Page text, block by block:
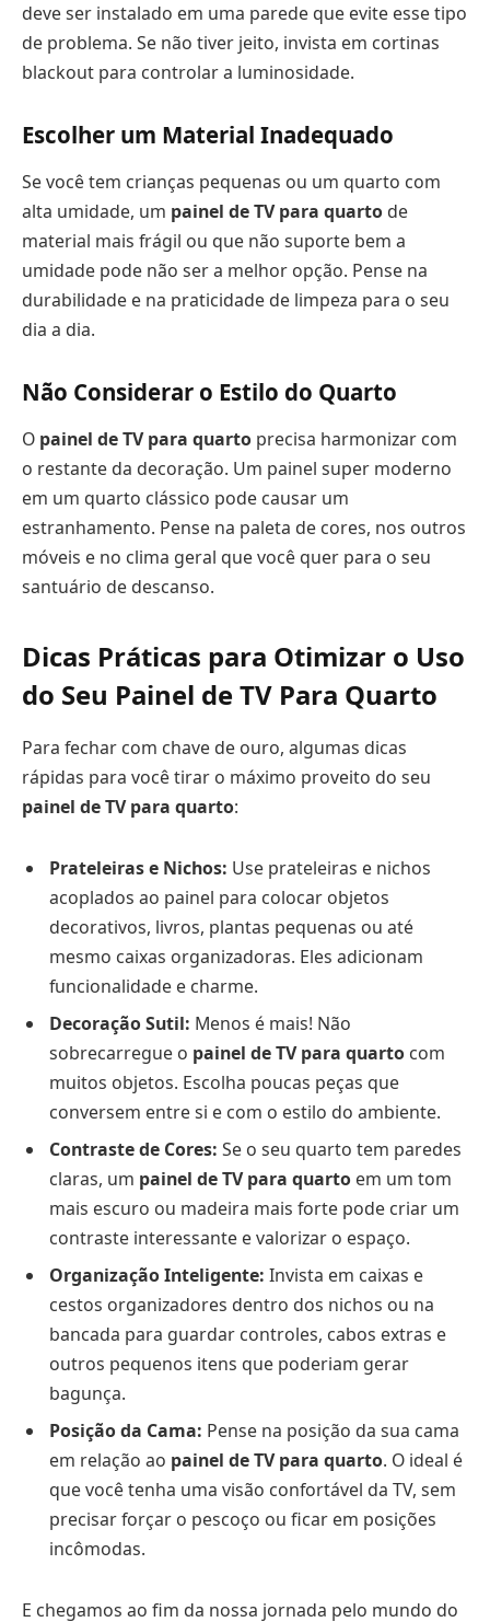
deve ser instalado em uma parede que evite esse tipo
de problema. Se não tiver jeito, invista em cortinas
blackout para controlar a luminosidade.
Escolher um Material Inadequado
Se você tem crianças pequenas ou um quarto com
alta umidade, um painel de TV para quarto de
material mais frágil ou que não suporte bem a
umidade pode não ser a melhor opção. Pense na
durabilidade e na praticidade de limpeza para o seu
dia a dia.
Não Considerar o Estilo do Quarto
O painel de TV para quarto precisa harmonizar com
o restante da decoração. Um painel super moderno
em um quarto clássico pode causar um
estranhamento. Pense na paleta de cores, nos outros
móveis e no clima geral que você quer para o seu
santuário de descanso.
Dicas Práticas para Otimizar o Uso
do Seu Painel de TV Para Quarto
Para fechar com chave de ouro, algumas dicas
rápidas para você tirar o máximo proveito do seu
painel de TV para quarto:
Prateleiras e Nichos: Use prateleiras e nichos
acoplados ao painel para colocar objetos
decorativos, livros, plantas pequenas ou até
mesmo caixas organizadoras. Eles adicionam
funcionalidade e charme.
Decoração Sutil: Menos é mais! Não
sobrecarregue o painel de TV para quarto com
muitos objetos. Escolha poucas peças que
conversem entre si e com o estilo do ambiente.
Contraste de Cores: Se o seu quarto tem paredes
claras, um painel de TV para quarto em um tom
mais escuro ou madeira mais forte pode criar um
contraste interessante e valorizar o espaço.
Organização Inteligente: Invista em caixas e
cestos organizadores dentro dos nichos ou na
bancada para guardar controles, cabos extras e
outros pequenos itens que poderiam gerar
bagunça.
Posição da Cama: Pense na posição da sua cama
em relação ao painel de TV para quarto. O ideal é
que você tenha uma visão confortável da TV, sem
precisar forçar o pescoço ou ficar em posições
incômodas.
E chegamos ao fim da nossa jornada pelo mundo do